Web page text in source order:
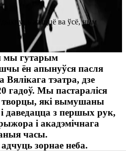
жыццё ва ўсё, чым
мы гутарым
ён апынуўся пасля
Вялікага тэатра, дзе
гадоў. Мы пастараліся
творцы, які вымушаны
даведацца з першых рук,
і акадэмічнага
часы.
зорнае неба.